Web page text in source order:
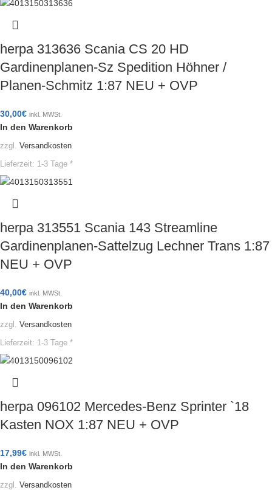
herpa 313636 Scania CS 20 HD
Gardinenplanen-Sz Spedition Höhner /
Planen-Schmitz 1:87 NEU + OVP
30,00€ inkl. MWSt.
In den Warenkorb
zzgl. Versandkosten
Lieferzeit: 1-3 Tage *
herpa 313551 Scania 143 Streamline
Gardinenplanen-Sattelzug Lechner Trans 1:87
NEU + OVP
40,00€ inkl. MWSt.
In den Warenkorb
zzgl. Versandkosten
Lieferzeit: 1-3 Tage *
herpa 096102 Mercedes-Benz Sprinter `18
Kasten NOX 1:87 NEU + OVP
17,99€ inkl. MWSt.
In den Warenkorb
zzgl. Versandkosten